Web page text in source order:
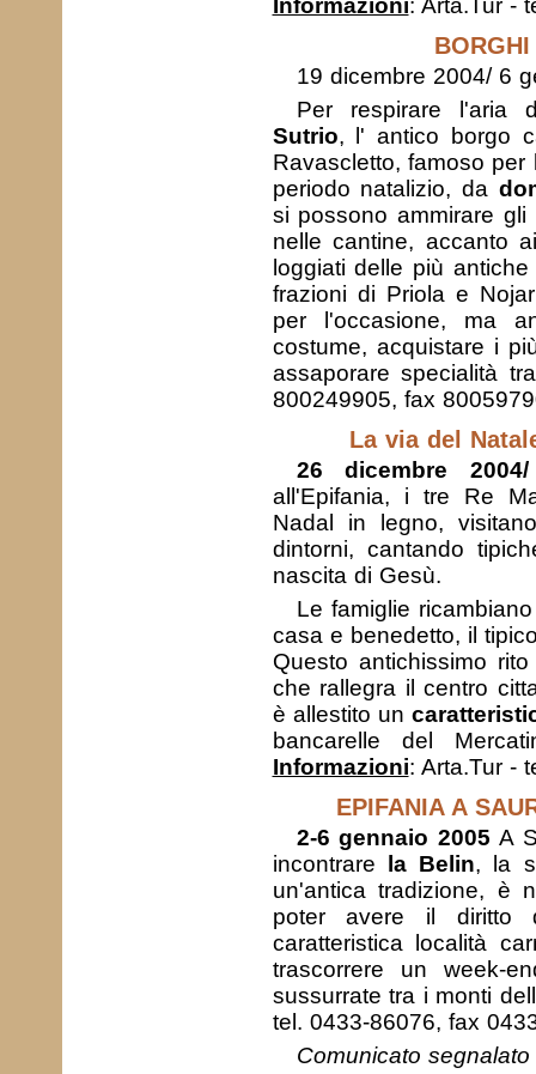
Informazioni: Arta.Tur -
19 dicembre 2004/ 6
Per respirare l'aria
Sutrio, l' antico borgo
Ravascletto, famoso
periodo natalizio, da
si possono ammirare gli
nelle cantine, accanto
loggiati delle più
frazioni di Priola e
per l'occasione, ma
costume, acquistare i
assaporare specialità
800249905, fax
La via del
26 dicembre
all'Epifania, i tre Re
Nadal in legno,
dintorni, cantando
nascita di Gesù.
Le famiglie
casa e benedetto, il
Questo antichissimo
che rallegra il centro
è allestito un
bancarelle del
Informazioni: Arta.Tur -
EPIFANIA A
2-6 gennaio 2005 A
incontrare
la Belin, la
un'antica tradizione, è
poter avere il diritto
caratteristica località
trascorrere un week-
sussurrate tra i monti
tel. 0433-86076, fax
Comunicato